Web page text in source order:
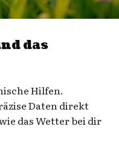
das
Hilfen.
Daten direkt
das Wetter bei dir